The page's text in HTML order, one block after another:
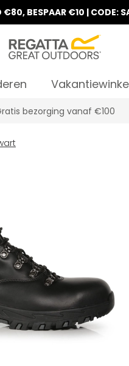
€80, BESPAAR €10 | CODE:
bezorging vanaf €100